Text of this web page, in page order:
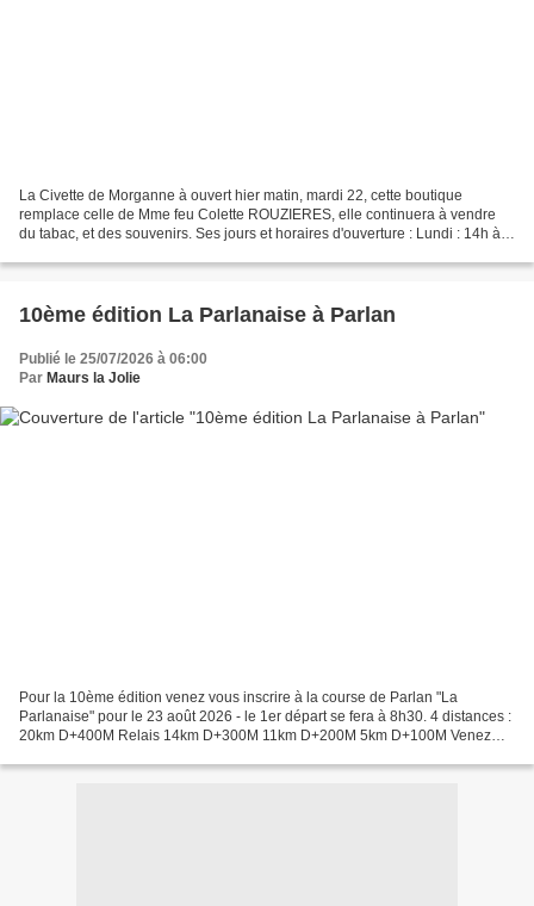
La Civette de Morganne à ouvert hier matin, mardi 22, cette boutique
remplace celle de Mme feu Colette ROUZIERES, elle continuera à vendre
du tabac, et des souvenirs. Ses jours et horaires d'ouverture : Lundi : 14h à
10ème édition La Parlanaise à Parlan
Publié le 25/07/2026 à 06:00
Par Maurs la Jolie
Pour la 10ème édition venez vous inscrire à la course de Parlan "La
Parlanaise" pour le 23 août 2026 - le 1er départ se fera à 8h30. 4 distances :
20km D+400M Relais 14km D+300M 11km D+200M 5km D+100M Venez